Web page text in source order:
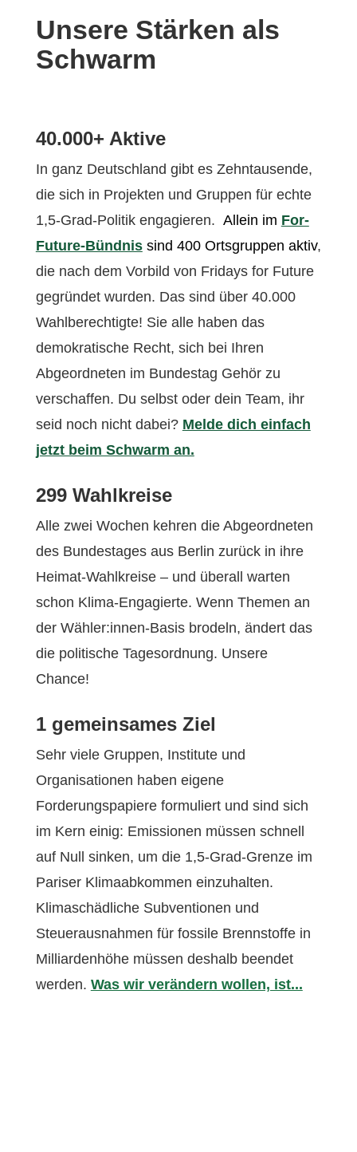
Unsere Stärken als
Schwarm
40.000+ Aktive
In ganz Deutschland gibt es Zehntausende,
die sich in Projekten und Gruppen für echte
1,5-Grad-Politik engagieren. Allein im For-
Future-Bündnissind 400 Ortsgruppen aktiv,
die nach dem Vorbild von Fridays for Future
gegründet wurden. Das sind über 40.000
Wahlberechtigte! Sie alle haben das
demokratische Recht, sich bei Ihren
Abgeordneten im Bundestag Gehör zu
verschaffen. Du selbst oder dein Team, ihr
seid noch nicht dabei? Melde dich einfach
jetzt beim Schwarm an.
299 Wahlkreise
Alle zwei Wochen kehren die Abgeordneten
des Bundestages aus Berlin zurück in ihre
Heimat-Wahlkreise – und überall warten
schon Klima-Engagierte. Wenn Themen an
der Wähler:innen-Basis brodeln, ändert das
die politische Tagesordnung. Unsere
Chance!
1 gemeinsames Ziel
Sehr viele Gruppen, Institute und
Organisationen haben eigene
Forderungspapiere formuliert und sind sich
im Kern einig: Emissionen müssen schnell
auf Null sinken, um die 1,5-Grad-Grenze im
Pariser Klimaabkommen einzuhalten.
Klimaschädliche Subventionen und
Steuerausnahmen für fossile Brennstoffe in
Milliardenhöhe müssen deshalb beendet
werden. Was wir verändern wollen, ist...